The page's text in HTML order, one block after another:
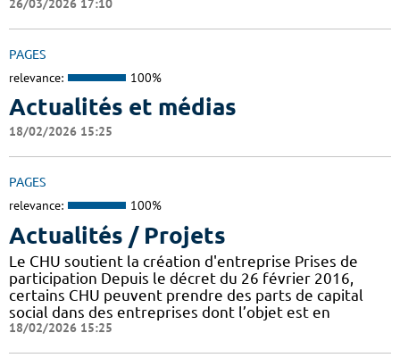
26/03/2026 17:10
PAGES
relevance: 100%
Actualités et médias
18/02/2026 15:25
PAGES
relevance: 100%
Actualités / Projets
Le CHU soutient la création d'entreprise Prises de
participation Depuis le décret du 26 février 2016,
certains CHU peuvent prendre des parts de capital
social dans des entreprises dont l’objet est en
18/02/2026 15:25